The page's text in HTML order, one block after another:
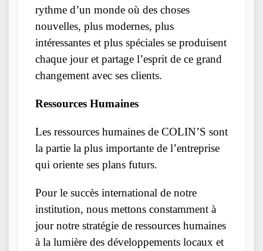
rythme d’un monde où des choses
nouvelles, plus modernes, plus
intéressantes et plus spéciales se produisent
chaque jour et partage l’esprit de ce grand
changement avec ses clients.
Ressources Humaines
Les ressources humaines de COLIN’S sont
la partie la plus importante de l’entreprise
qui oriente ses plans futurs.
Pour le succès international de notre
institution, nous mettons constamment à
jour notre stratégie de ressources humaines
à la lumière des développements locaux et